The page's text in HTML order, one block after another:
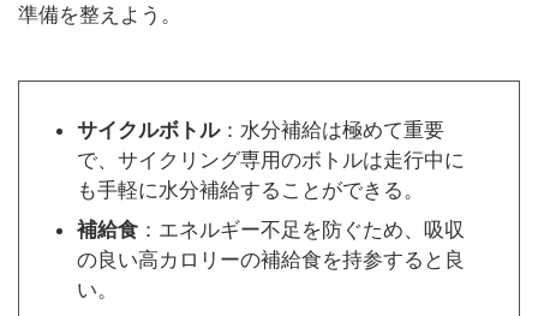
準備を整えよう。
サイクルボトル：水分補給は極めて重要
で、サイクリング専用のボトルは走行中に
も手軽に水分補給することができる。
補給食 ：エネルギー不足を防ぐため、吸収
の良い高カロリーの補給食を持参すると良
い。